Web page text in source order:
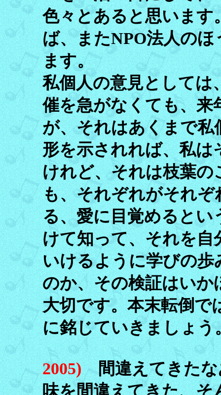
色々とあると思います
ば、またNPO法人の
ます。
私個人の意見としては
催を急がなくても、
が、それはあくまで私
形を示されれば、私は
けれど、それは枝葉
も、それぞれがそれぞ
る、愛に目覚めるとい
けて知って、それを自
いけるように学びの
のか、その検証はい
大切です。本末転倒で
に銘じていきましょう
2005)間違えてきた
味を間違えてきた、そ